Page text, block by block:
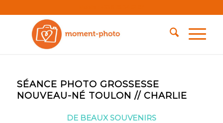
SÉANCE PHOTO GROSSESSE
NOUVEAU-NÉ TOULON // CHARLIE
DE BEAUX SOUVENIRS